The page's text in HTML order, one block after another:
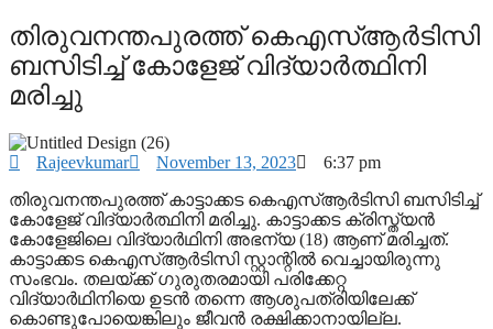
തിരുവനന്തപുരത്ത് കെഎസ്ആർടിസി
ബസിടിച്ച് കോളേജ് വിദ്യാർത്ഥിനി
മരിച്ചു
Rajeevkumar November 13, 2023
6:37 pm
തിരുവനന്തപുരത്ത് കാട്ടാക്കട കെഎസ്ആർടിസി ബസിടിച്ച്
കോളേജ് വിദ്യാർത്ഥിനി മരിച്ചു. കാട്ടാക്കട ക്രിസ്ത്യൻ
കോളേജിലെ വിദ്യാർഥിനി അഭന്യ (18) ആണ് മരിച്ചത്.
കാട്ടാക്കട കെഎസ്ആർടിസി സ്റ്റാന്റിൽ വെച്ചായിരുന്നു
സംഭവം. തലയ്ക്ക് ​ഗുരുതരമായി പരിക്കേറ്റ
വിദ്യാർഥിനിയെ ഉടൻ തന്നെ ആശുപത്രിയിലേക്ക്
കൊണ്ടുപോയെങ്കിലും ജീവൻ രക്ഷിക്കാനായില്ല.